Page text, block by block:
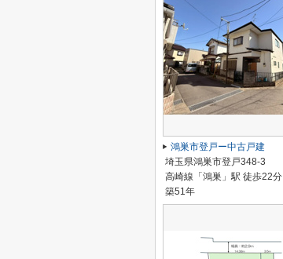
鴻巣市登戸ー中古戸建
埼玉県鴻巣市登戸348-3
高崎線「鴻巣」駅 徒歩22分
築51年